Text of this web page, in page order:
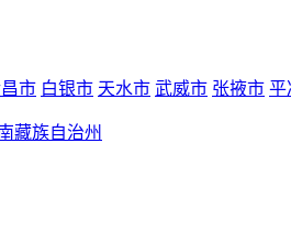
市 白银市 天水市 武威市 张掖市 平
藏族自治州